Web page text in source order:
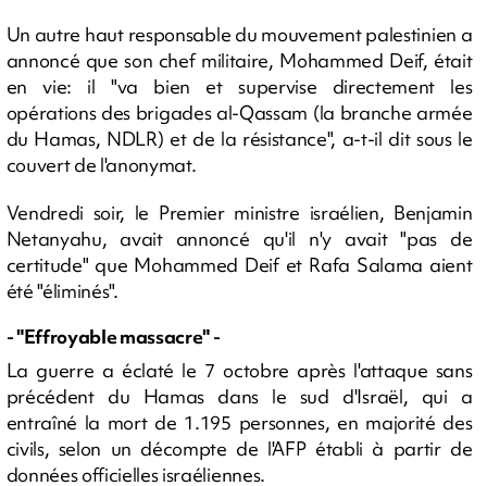
Un autre haut responsable du mouvement palestinien a
annoncé que son chef militaire, Mohammed Deif, était
en vie: il "va bien et supervise directement les
opérations des brigades al-Qassam (la branche armée
du Hamas, NDLR) et de la résistance", a-t-il dit sous le
couvert de l'anonymat.
Vendredi soir, le Premier ministre israélien, Benjamin
Netanyahu, avait annoncé qu'il n'y avait "pas de
certitude" que Mohammed Deif et Rafa Salama aient
été "éliminés".
- "Effroyable massacre" -
La guerre a éclaté le 7 octobre après l'attaque sans
précédent du Hamas dans le sud d'Israël, qui a
entraîné la mort de 1.195 personnes, en majorité des
civils, selon un décompte de l'AFP établi à partir de
données officielles israéliennes.